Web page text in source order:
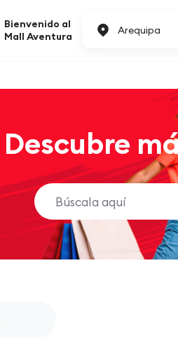
Bienvenido al
Mall Aventura
Arequipa
Descubre